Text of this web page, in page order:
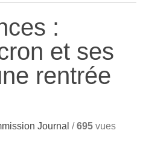
:
et ses
rentrée
Journal /695 vues